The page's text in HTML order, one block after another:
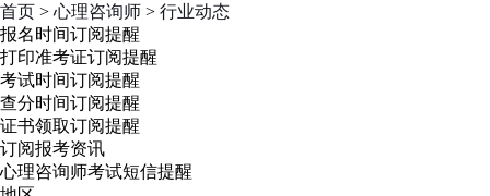
首页 > 心理咨询师 > 行业动态
报名时间订阅提醒
打印准考证订阅提醒
考试时间订阅提醒
查分时间订阅提醒
证书领取订阅提醒
订阅报考资讯
心理咨询师考试短信提醒